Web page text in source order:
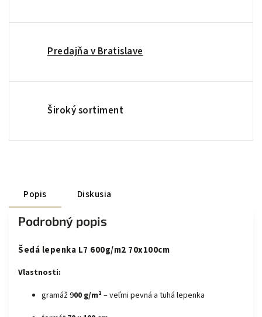
Predajňa v Bratislave
Široký sortiment
Popis Diskusia
Podrobný popis
Šedá lepenka L7 600g/m2 70x100cm
Vlastnosti:
gramáž 900 g/m²– veľmi pevná a tuhá lepenka